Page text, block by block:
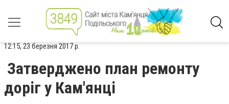
12:15, 23 березня 2017 р.
Затверджено план ремонту
доріг у Кам'янці